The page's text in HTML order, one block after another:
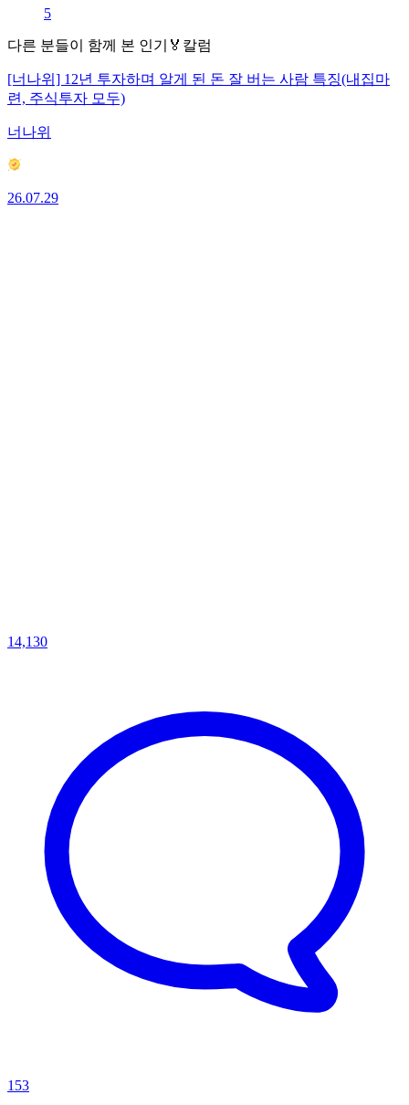
5
다른 분들이 함께 본 인기🏅칼럼
[너나위] 12년 투자하며 알게 된 돈 잘 버는 사람 특징(내집마
련, 주식투자 모두)
너나위
26.07.29
14,130
153